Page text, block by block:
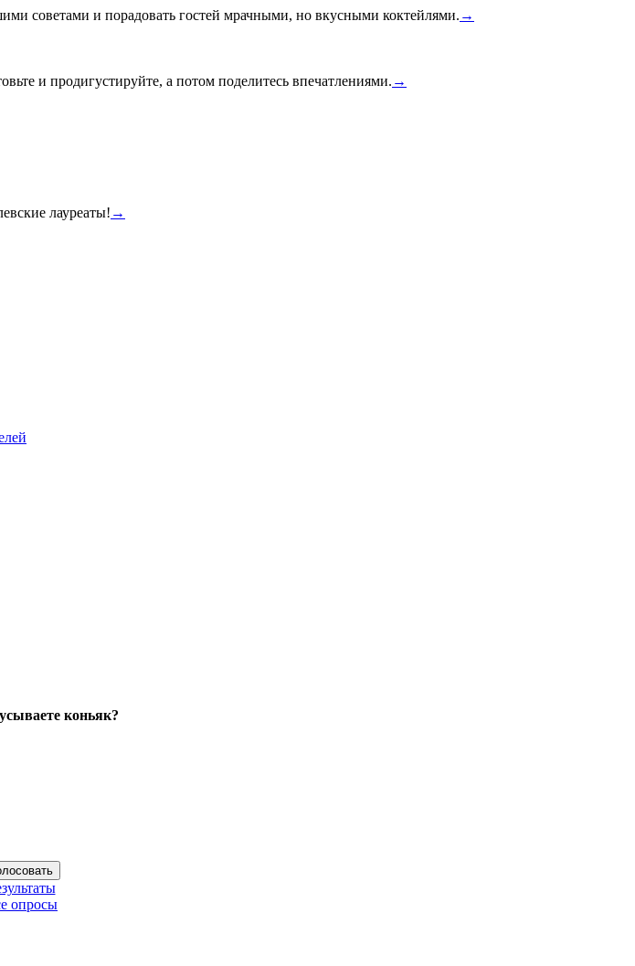
советами и порадовать гостей мрачными, но вкусными коктейлями. →
и продигустируйте, а потом поделитесь впечатлениями. →
лауреаты! →
коньяк?
опросы